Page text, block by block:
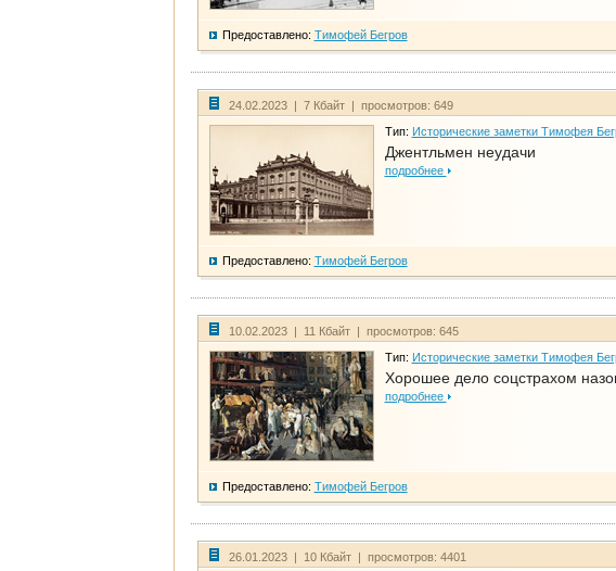
Предоставлено: Тимофей Бегров
24.02.2023 | 7 Кбайт | просмотров: 649
Тип: Исторические заметки Тимофея
Джентльмен неудачи
подробнее
Предоставлено: Тимофей Бегров
10.02.2023 | 11 Кбайт | просмотров: 645
Тип: Исторические заметки Тимофея
Хорошее дело соцстрахом
подробнее
Предоставлено: Тимофей Бегров
26.01.2023 | 10 Кбайт | просмотров: 4401